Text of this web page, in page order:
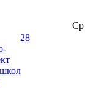
Ср
28